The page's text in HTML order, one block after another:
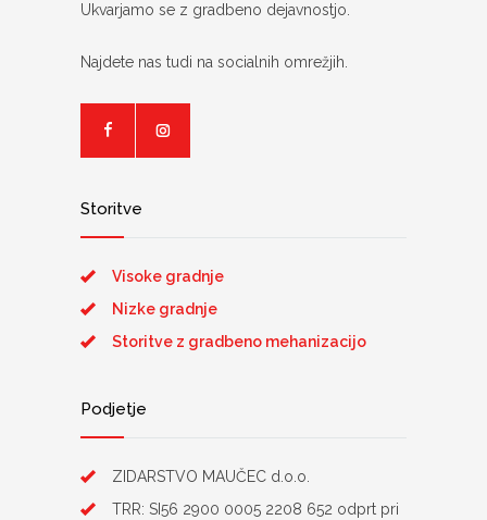
Ukvarjamo se z gradbeno dejavnostjo.
Najdete nas tudi na socialnih omrežjih.
Storitve
Visoke gradnje
Nizke gradnje
Storitve z gradbeno mehanizacijo
Podjetje
ZIDARSTVO MAUČEC d.o.o.
TRR: SI56 2900 0005 2208 652 odprt pri